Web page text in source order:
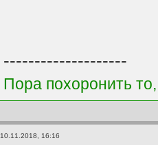
--------------------
Пора похоронить
10.11.2018, 16:16